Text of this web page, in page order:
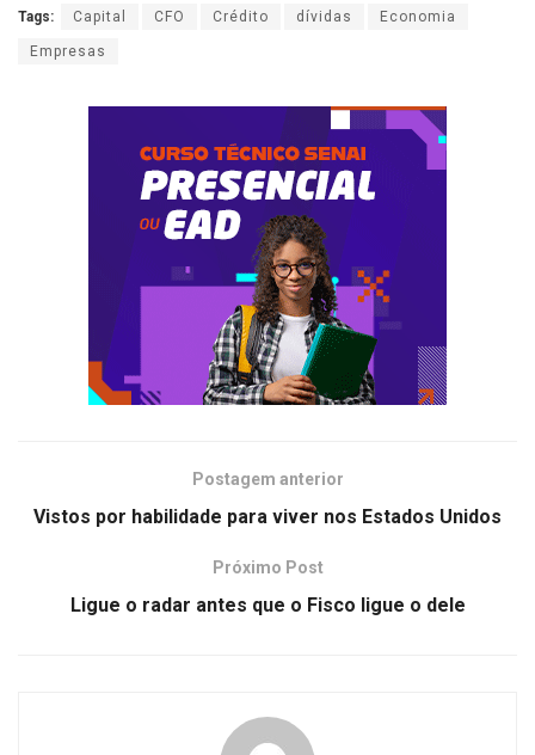
Tags: Capital CFO Crédito dívidas Economia
Empresas
Postagem anterior
Vistos por habilidade para viver nos Estados Unidos
Próximo Post
Ligue o radar antes que o Fisco ligue o dele